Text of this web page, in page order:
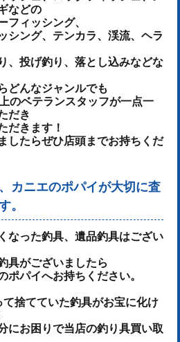
などの
フィッシング、
シング、テンカラ、渓流、ヘラ
、投げ釣り、落とし込みなどな
どんなジャンルでも
のベテランスタッフが一点一
だき
だきます！
したらぜひ店頭までお持ちくだ
カニエのポパイが大切に査
。
なった釣具、遺品釣具はござい
具がございましたら
ポパイへお持ちください。
捨てていた釣具がお宝に化け
にお困りで当店の釣り具買い取